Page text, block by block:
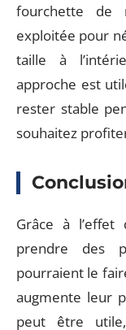
fourchette de
exploitée pour
taille à
approche est
rester stable
souhaitez
Grâce à l’effet
prendre des
pourraient le
augmente leur
peut être